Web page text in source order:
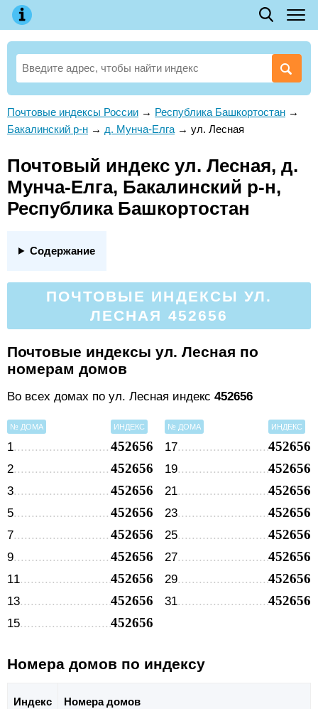
Почтовые индексы России → Республика Башкортостан →
Бакалинский р-н → д. Мунча-Елга → ул. Лесная
Почтовый индекс ул. Лесная, д.
Мунча-Елга, Бакалинский р-н,
Республика Башкортостан
Содержание
ПОЧТОВЫЕ ИНДЕКСЫ УЛ.
ЛЕСНАЯ 452656
Почтовые индексы ул. Лесная по
номерам домов
Во всех домах по ул. Лесная индекс 452656
№ ДОМА ИНДЕКС
1 452656
2 452656
3 452656
5 452656
7 452656
9 452656
11 452656
13 452656
15 452656
№ ДОМА ИНДЕКС
17 452656
19 452656
21 452656
23 452656
25 452656
27 452656
29 452656
31 452656
Номера домов по индексу
Индекс Номера домов